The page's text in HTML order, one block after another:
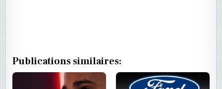
Publications similaires: